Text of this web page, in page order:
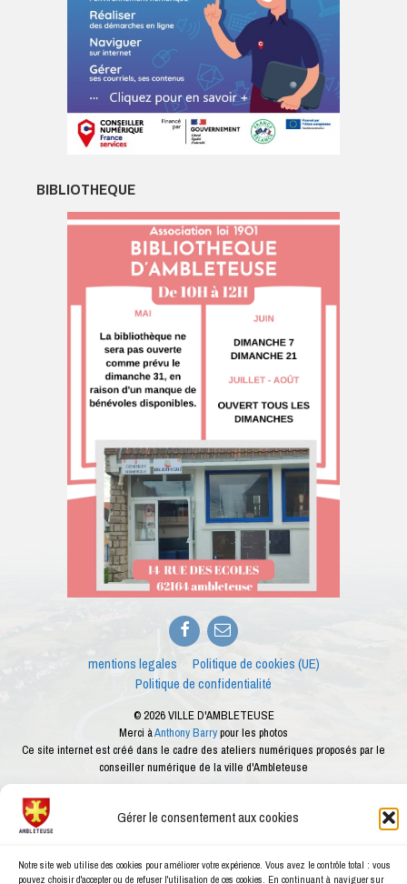
Gérer le consentement aux cookies
Notre site web utilise des cookies pour améliorer votre expérience. Vous avez le contrôle total : vous
pouvez choisir d'accepter ou de refuser l'utilisation de ces cookies. En continuant à naviguer sur
BIBLIOTHEQUE
Facebook
E-
mail
mentions legales
Politique de cookies (UE)
Politique de confidentialité
© 2026 VILLE D'AMBLETEUSE
Merci àAnthony Barrypour les photos
Ce site internet est créé dans le cadre des ateliers numériques proposés par le
conseiller numérique de la ville d'Ambleteuse